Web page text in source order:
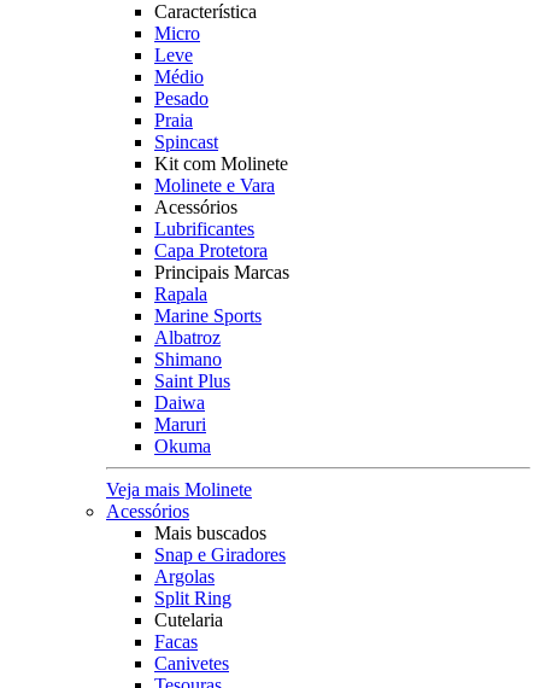
Característica
Micro
Leve
Médio
Pesado
Praia
Spincast
Kit com Molinete
Molinete e Vara
Acessórios
Lubrificantes
Capa Protetora
Principais Marcas
Rapala
Marine Sports
Albatroz
Shimano
Saint Plus
Daiwa
Maruri
Okuma
Veja mais Molinete
Acessórios
Mais buscados
Snap e Giradores
Argolas
Split Ring
Cutelaria
Facas
Canivetes